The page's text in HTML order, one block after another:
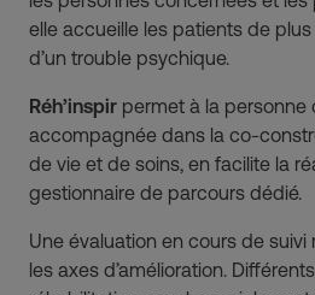
elle accueille les patients de
d’un trouble psychique.
Réh’inspir permet à la personne
accompagnée dans la co-
de vie et de soins, en facilite la
gestionnaire de parcours dédié.
Une évaluation en cours de
les axes d’amélioration.